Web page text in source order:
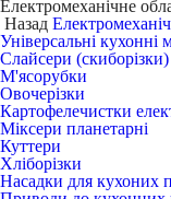
Електромеханічне
Назад
Універсальні кухонні
Слайсери (скиборізки)
М'ясорубки
Овочерізки
Картофелечистки
Міксери планетарні
Куттери
Хліборізки
Насадки для кухоних